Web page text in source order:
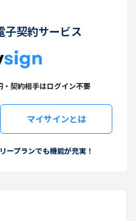
子契約サービス
契約相手はログイン不要
マイサインとは
プランでも機能が充実！